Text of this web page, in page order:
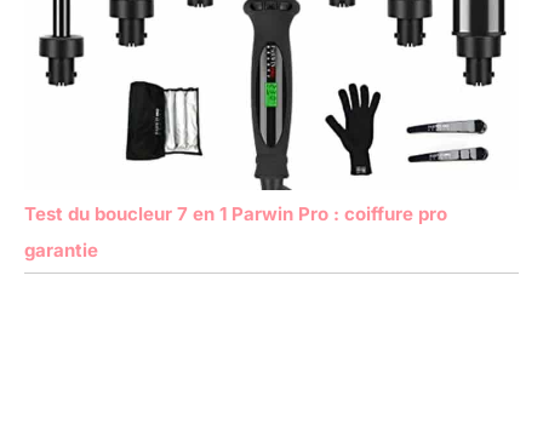
Test du boucleur 7 en 1 Parwin Pro : coiffure pro
garantie